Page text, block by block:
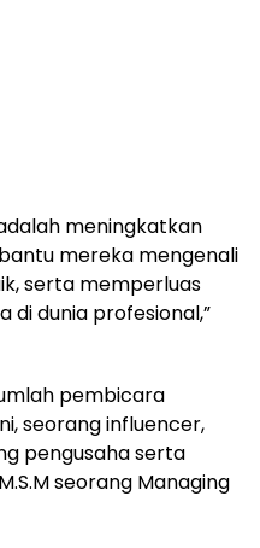
meningkatkan
mereka mengenali
serta memperluas
di dunia profesional,”
pembicara
seorang influencer,
pengusaha serta
seorang Managing